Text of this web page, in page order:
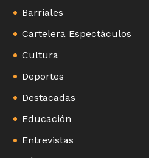
Barriales
Cartelera Espectáculos
Cultura
Deportes
Destacadas
Educación
Entrevistas